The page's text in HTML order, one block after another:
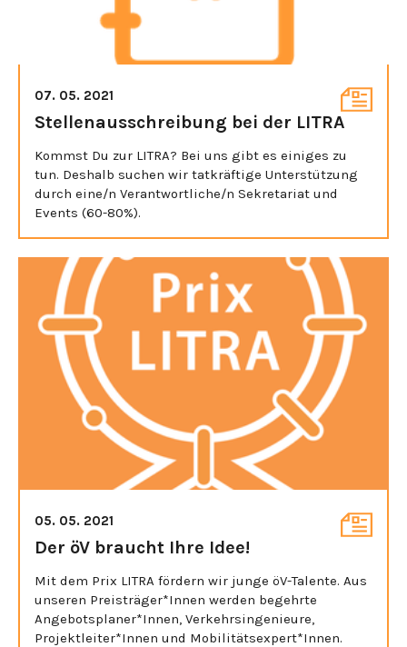
07. 05. 2021
Stellenausschreibung bei der LITRA
Kommst Du zur LITRA? Bei uns gibt es einiges zu
tun. Deshalb suchen wir tatkräftige Unterstützung
durch eine/n Verantwortliche/n Sekretariat und
Events (60-80%).
05. 05. 2021
Der öV braucht Ihre Idee!
Mit dem Prix LITRA fördern wir junge öV-Talente. Aus
unseren Preisträger*Innen werden begehrte
Angebotsplaner*Innen, Verkehrsingenieure,
Projektleiter*Innen und Mobilitätsexpert*Innen.